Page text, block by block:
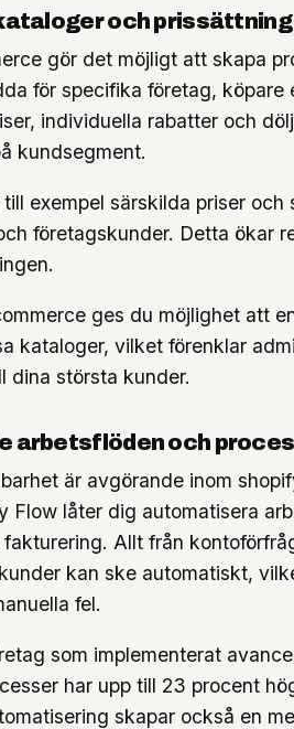
och prissättning
gör det möjligt att skapa
för specifika företag, köpare
individuella rabatter och
kundsegment.
exempel särskilda priser och
företagskunder. Detta ökar
ges du möjlighet att
kataloger, vilket förenklar
dina största kunder.
arbetsflöden och
är avgörande inom
Flow låter dig automatisera
Allt från
kan ske automatiskt,
fel.
som implementerat
har upp till 23 procent
skapar också en